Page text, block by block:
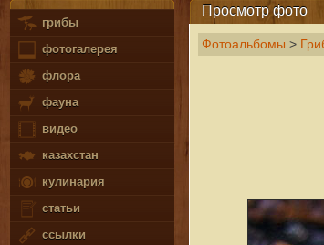
грибы
фотогалерея
флора
фауна
видео
казахстан
кулинария
статьи
ссылки
Просмотр фото
Фотоальбомы >